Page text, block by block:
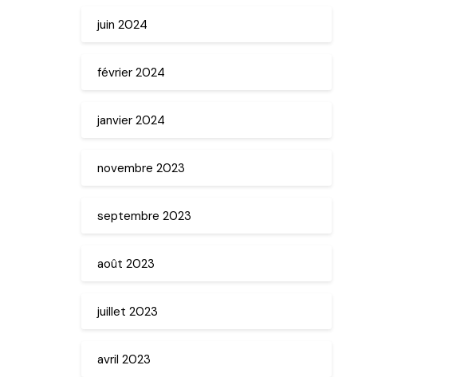
juin 2024
février 2024
janvier 2024
novembre 2023
septembre 2023
août 2023
juillet 2023
avril 2023